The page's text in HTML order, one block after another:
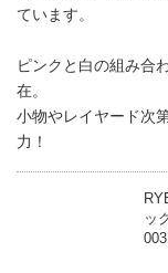
ています。
ピンクと白の組み合
在。
小物やレイヤード次
力！
ッ